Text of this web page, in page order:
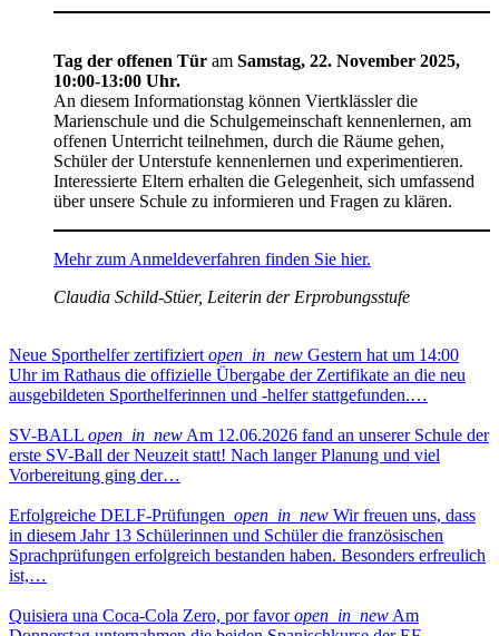
Tag der offenen Tür am Samstag, 22. November 2025,
10:00-13:00 Uhr.
An diesem Informationstag können Viertklässler die
Marienschule und die Schulgemeinschaft kennenlernen, am
offenen Unterricht teilnehmen, durch die Räume gehen,
Schüler der Unterstufe kennenlernen und experimentieren.
Interessierte Eltern erhalten die Gelegenheit, sich umfassend
über unsere Schule zu informieren und Fragen zu klären.
Mehr zum Anmeldeverfahren finden Sie hier.
Claudia Schild-Stüer, Leiterin der Erprobungsstufe
Neue Sporthelfer zertifiziert open_in_new Gestern hat um 14:00
Uhr im Rathaus die offizielle Übergabe der Zertifikate an die neu
ausgebildeten Sporthelferinnen und -helfer stattgefunden.…
SV-BALL open_in_new Am 12.06.2026 fand an unserer Schule der
erste SV-Ball der Neuzeit statt! Nach langer Planung und viel
Vorbereitung ging der…
Erfolgreiche DELF-Prüfungen open_in_new Wir freuen uns, dass
in diesem Jahr 13 Schülerinnen und Schüler die französischen
Sprachprüfungen erfolgreich bestanden haben. Besonders erfreulich
ist,…
Quisiera una Coca-Cola Zero, por favoropen_in_new Am